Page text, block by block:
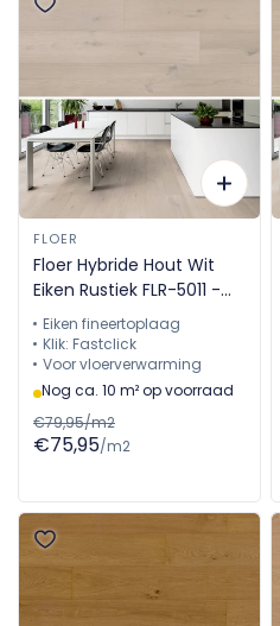
FLOER
Floer Hybride Hout Wit
Eiken Rustiek FLR-5011 -
Uitlopend!
Eiken fineertoplaag
Klik: Fastclick
Voor vloerverwarming
Nog ca. 10 m² op voorraad
€79,95/m2
€75,95/m2